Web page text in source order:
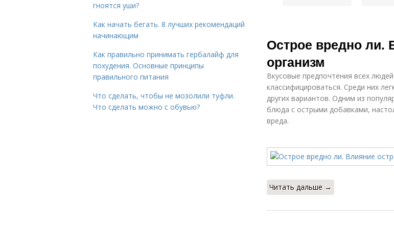
острой пищи
Острое вредно ли.
организм
Вкусовые предпочтения всех
классифицироваться. Среди них
других вариантов. Одним из
блюда с острыми добавками,
вреда.
Читать дальше →
гноятся уши?
Как начать бегать. 8 лучших рекомендаций
начинающим
Как правильно принимать гербалайф для
похудения. Основные принципы
правильного питания
Что сделать, чтобы не мозолили туфли.
Что сделать можно с обувью?